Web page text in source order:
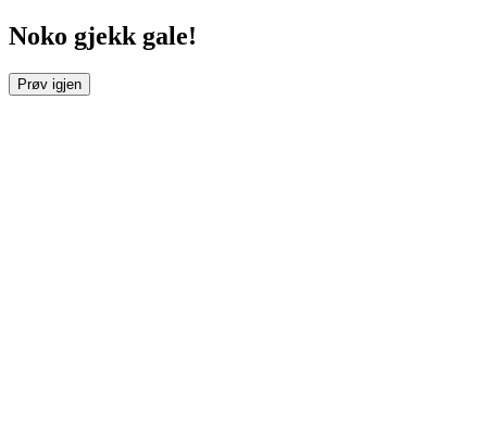
Noko gjekk gale!
Prøv igjen